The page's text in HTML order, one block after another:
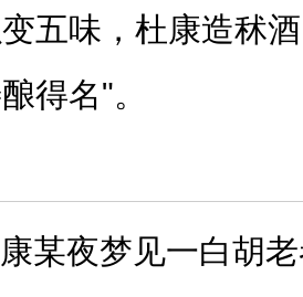
五味，杜康造秫
得名"。
某夜梦见一白胡